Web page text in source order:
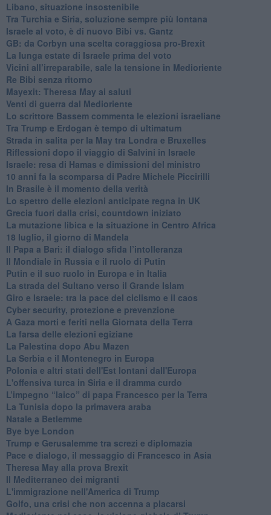
Libano, situazione insostenibile
Tra Turchia e Siria, soluzione sempre più lontana
Israele al voto, è di nuovo Bibi vs. Gantz
GB: da Corbyn una scelta coraggiosa pro-Brexit
La lunga estate di Israele prima del voto
Vicini all’irreparabile, sale la tensione in Medioriente
Re Bibi senza ritorno
Mayexit: Theresa May ai saluti
Venti di guerra dal Medioriente
Lo scrittore Bassem commenta le elezioni israeliane
Tra Trump e Erdogan è tempo di ultimatum
Strada in salita per la May tra Londra e Bruxelles
Riflessioni dopo il viaggio di Salvini in Israele
Israele: resa di Hamas e dimissioni del ministro
10 anni fa la scomparsa di Padre Michele Piccirilli
In Brasile è il momento della verità
Lo spettro delle elezioni anticipate regna in UK
Grecia fuori dalla crisi, countdown iniziato
La mutazione libica e la situazione in Centro Africa
18 luglio, il giorno di Mandela
Il Papa a Bari: il dialogo sfida l’intolleranza
Il Mondiale in Russia e il ruolo di Putin
Putin e il suo ruolo in Europa e in Italia
La strada del Sultano verso il Grande Islam
Giro e Israele: tra la pace del ciclismo e il caos
Cyber security, protezione e prevenzione
A Gaza morti e feriti nella Giornata della Terra
La farsa delle elezioni egiziane
La Palestina dopo Abu Mazen
La Serbia e il Montenegro in Europa
Polonia e altri stati dell'Est lontani dall'Europa
L'offensiva turca in Siria e il dramma curdo
L’impegno “laico” di papa Francesco per la Terra
La Tunisia dopo la primavera araba
Natale a Betlemme
Bye bye London
Trump e Gerusalemme tra screzi e diplomazia
Pace e dialogo, il messaggio di Francesco in Asia
Theresa May alla prova Brexit
Il Mediterraneo dei migranti
L'immigrazione nell'America di Trump
Golfo, una crisi che non accenna a placarsi